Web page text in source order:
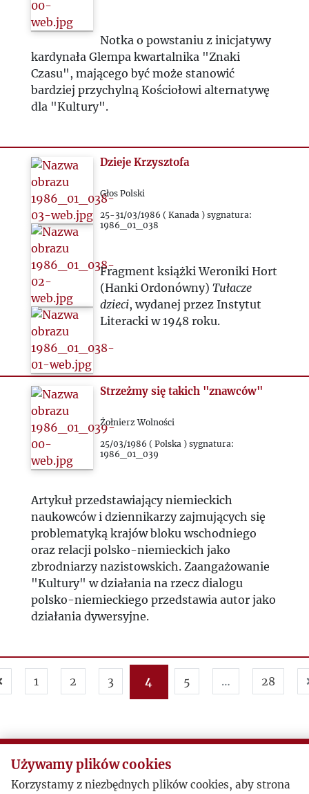
Notka o powstaniu z inicjatywy
kardynała Glempa kwartalnika "Znaki
Czasu", mającego być może stanowić
bardziej przychylną Kościołowi alternatywę
dla "Kultury".
Dzieje Krzysztofa
Głos Polski
25-31/03/1986 ( Kanada ) sygnatura:
1986_01_038
Fragment książki Weroniki Hort
(Hanki Ordonówny)Tułacze
dzieci, wydanej przez Instytut
Literacki w 1948 roku.
Strzeżmy się takich "znawców"
Żołnierz Wolności
25/03/1986 ( Polska ) sygnatura:
1986_01_039
Artykuł przedstawiający niemieckich
naukowców i dziennikarzy zajmujących się
problematyką krajów bloku wschodniego
oraz relacji polsko-niemieckich jako
zbrodniarzy nazistowskich. Zaangażowanie
"Kultury" w działania na rzecz dialogu
polsko-niemieckiego przedstawia autor jako
działania dywersyjne.
1 2 3 4 5 … 28
Używamy plików cookies
Korzystamy z niezbędnych plików cookies, aby strona